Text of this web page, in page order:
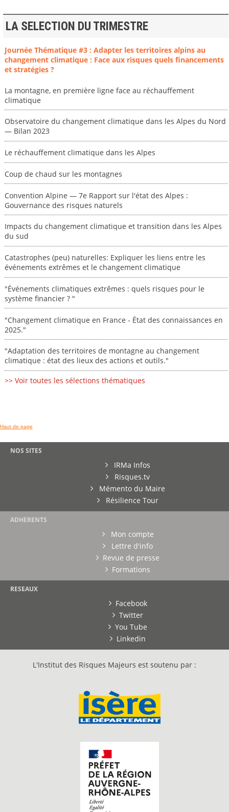
LA SELECTION DU TRIMESTRE
Journée Thématique #3 : Adapter les territoires alpins au
changement climatique : Face aux risques quels financements
et stratégies ?
La montagne, en première ligne face au réchauffement
climatique
Observatoire du changement climatique dans les Alpes du Nord
— Bilan 2023
Le réchauffement climatique dans les Alpes
Coup de chaud sur les montagnes
Convention Alpine — 7e Rapport sur l'état des Alpes :
Gouvernance des risques naturels
Impacts du changement climatique et transition dans les Alpes
du sud
Catastrophes (peu) naturelles: Expliquer les liens entre les
événements extrêmes et le changement climatique
"Événements climatiques extrêmes : quels risques pour le
système financier ? "
"Changement climatique en France - État des connaissances en
2025."
"Adaptation des territoires de montagne au changement
climatique : état des lieux des actions et outils."
>> Voir toutes les sélections thématiques
Haut de page
NOS SITES
IRMa Infos
Risques.tv
Mémento du Maire
Résilience Tour
ADHERENTS
Mon compte
Lettre d'info
Revue de presse
Formations
RESEAUX
Facebook
Twitter
You Tube
Linkedin
L'Institut des Risques Majeurs est soutenu par :